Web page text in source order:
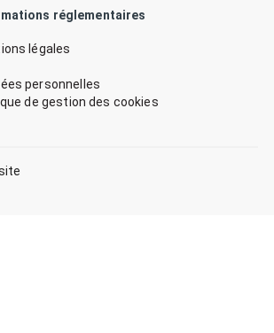
réglementaires
légales
personnelles
de gestion des cookies